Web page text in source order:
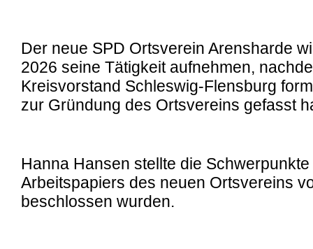
Der neue SPD Ortsverein Arensharde
2026 seine Tätigkeit aufnehmen,
Kreisvorstand Schleswig-Flensburg
zur Gründung des Ortsvereins gefasst
Hanna Hansen stellte die
Arbeitspapiers des neuen Ortsvereins
beschlossen wurden.